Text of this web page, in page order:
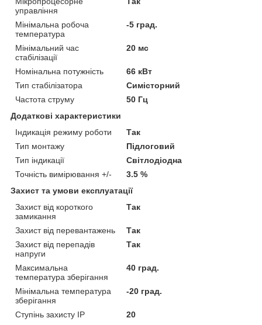
управління
Мінімальна робоча
температура
-5 град.
Мінімальний час
стабілізації
20 мс
Номінальна потужність
66 кВт
Тип стабілізатора
Симісторний
Частота струму
50 Гц
Додаткові характеристики
Індикація режиму роботи
Так
Тип монтажу
Підлоговий
Тип індикації
Світлодіодна
Точність вимірювання +/-
3.5 %
Захист та умови експлуатації
Захист від короткого
замикання
Так
Захист від перевантажень
Так
Захист від перепадів
напруги
Так
Максимальна
температура зберігання
40 град.
Мінімальна температура
зберігання
-20 град.
Ступінь захисту IP
20